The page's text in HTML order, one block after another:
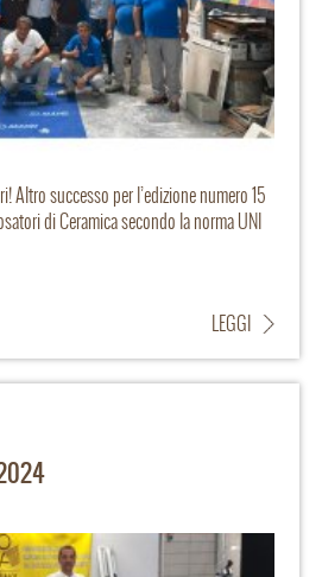
Altro successo per l’edizione numero 15
di Ceramica secondo la norma UNI
LEGGI